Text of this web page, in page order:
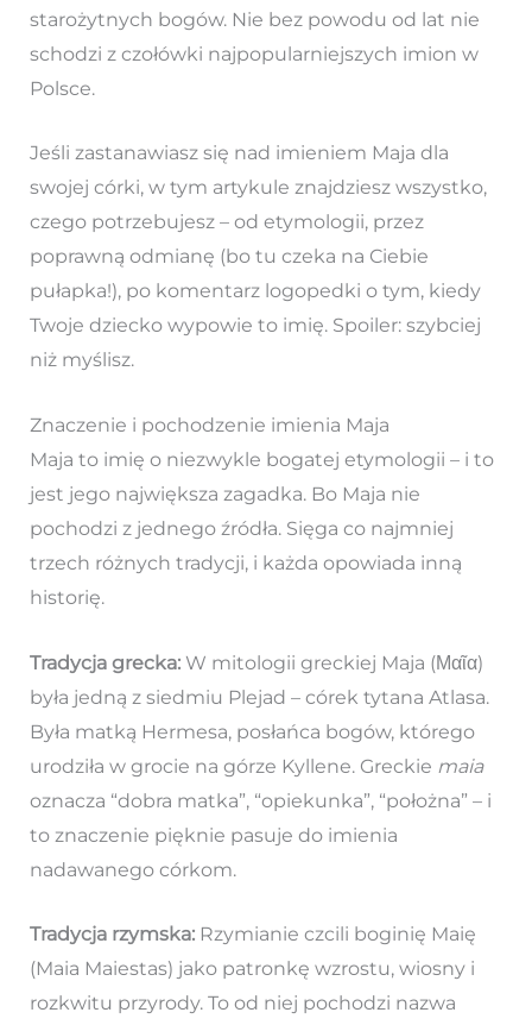
starożytnych bogów. Nie bez powodu od lat nie
schodzi z czołówki najpopularniejszych imion w
Polsce.
Jeśli zastanawiasz się nad imieniem Maja dla
swojej córki, w tym artykule znajdziesz wszystko,
czego potrzebujesz – od etymologii, przez
poprawną odmianę (bo tu czeka na Ciebie
pułapka!), po komentarz logopedki o tym, kiedy
Twoje dziecko wypowie to imię. Spoiler: szybciej
niż myślisz.
Znaczenie i pochodzenie imienia Maja
Maja to imię o niezwykle bogatej etymologii – i to
jest jego największa zagadka. Bo Maja nie
pochodzi z jednego źródła. Sięga co najmniej
trzech różnych tradycji, i każda opowiada inną
historię.
Tradycja grecka:W mitologii greckiej Maja (Μαῖα)
była jedną z siedmiu Plejad – córek tytana Atlasa.
Była matką Hermesa, posłańca bogów, którego
urodziła w grocie na górze Kyllene. Greckie maia
oznacza “dobra matka”, “opiekunka”, “położna” – i
to znaczenie pięknie pasuje do imienia
nadawanego córkom.
Tradycja rzymska:Rzymianie czcili boginię Maię
(Maia Maiestas) jako patronkę wzrostu, wiosny i
rozkwitu przyrody. To od niej pochodzi nazwa